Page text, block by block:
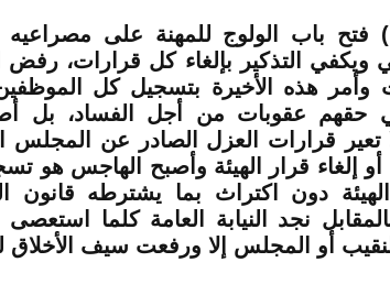
فتح باب الولوج للمهنة على
ويكفي التذكير بإلغاء كل قرارات، رفض
وأمر هذه الأخيرة بتسجيل كل
عقوبات من أجل الفساد، بل
تعير قرارات العزل الصادر عن المجلس
أو إلغاء قرار الهيئة وأصبح الهاجس هو
دون اكتراث بما يشترطه قانون
نجد النيابة العامة كلما
أو المجلس إلا ورفعت سيف الأخلاق